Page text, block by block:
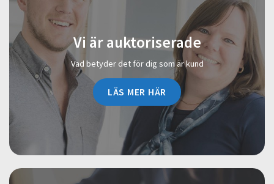
Vi är auktoriserade
Vad betyder det för dig som är kund
LÄS MER HÄR